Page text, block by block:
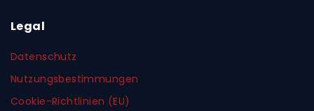
Legal
Datenschutz
Nutzungsbestimmungen
Cookie-Richtlinien (EU)